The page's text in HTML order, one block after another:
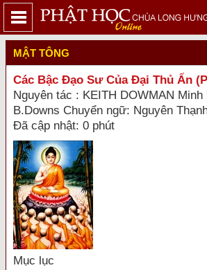
MẬT TÔNG
Các Bậc Đạo Sư Của Đại Thủ Ấn
Nguyên tác : KEITH DOWMAN Minh
B.Downs Chuyển ngữ: Nguyên
Đã cập nhật: 0 phút
Mục lục